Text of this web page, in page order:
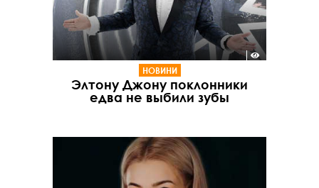
НОВИНИ
Элтону Джону поклонники
едва не выбили зубы